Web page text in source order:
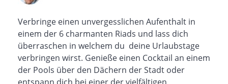
Verbringe einen unvergesslichen Aufenthalt in
einem der 6 charmanten Riads und lass dich
überraschen in welchem du deine Urlaubstage
verbringen wirst. Genieße einen Cocktail an einem
der Pools über den Dächern der Stadt oder
entspann dich bei einer der vielfältigen